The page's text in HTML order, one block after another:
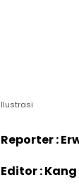
Ilustrasi
Reporter :
Editor : Kang